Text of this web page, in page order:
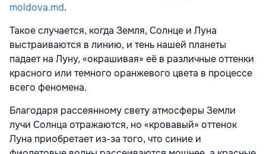
moldova.md.
Такое случается, когда Земля, Солнце и Луна
выстраиваются в линию, и тень нашей планеты
падает на Луну, «окрашивая» её в различные оттенки
красного или темного оранжевого цвета в процессе
всего феномена.
Благодаря рассеянному свету атмосферы Земли
лучи Солнца отражаются, но «кровавый» оттенок
Луна приобретает из-за того, что синие и